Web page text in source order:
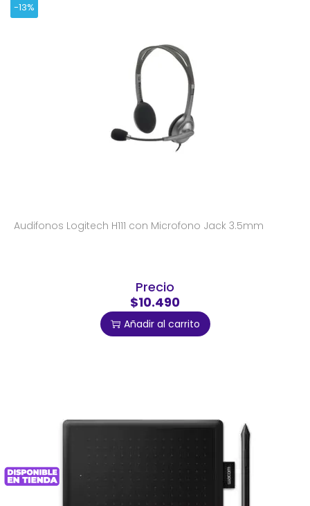
-13%
Audifonos Logitech H111 con Microfono Jack 3.5mm
Precio
$10.490
Añadir al carrito